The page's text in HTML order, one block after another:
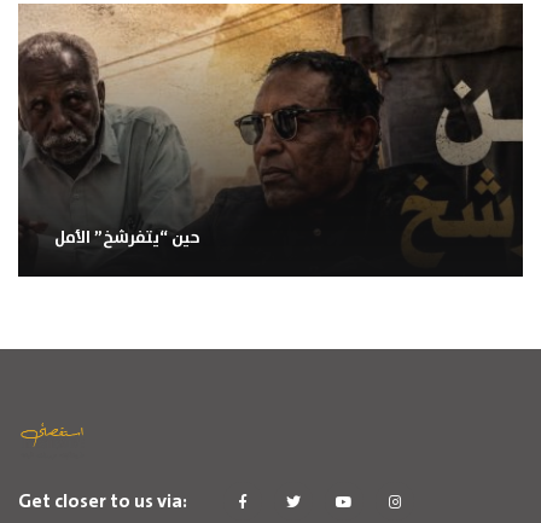
حين “يتفرشخ” الأمل
Get closer to us via: